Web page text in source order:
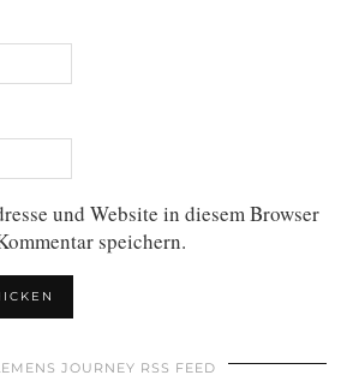
und Website in diesem Browser
speichern.
JOURNEY RSS FEED